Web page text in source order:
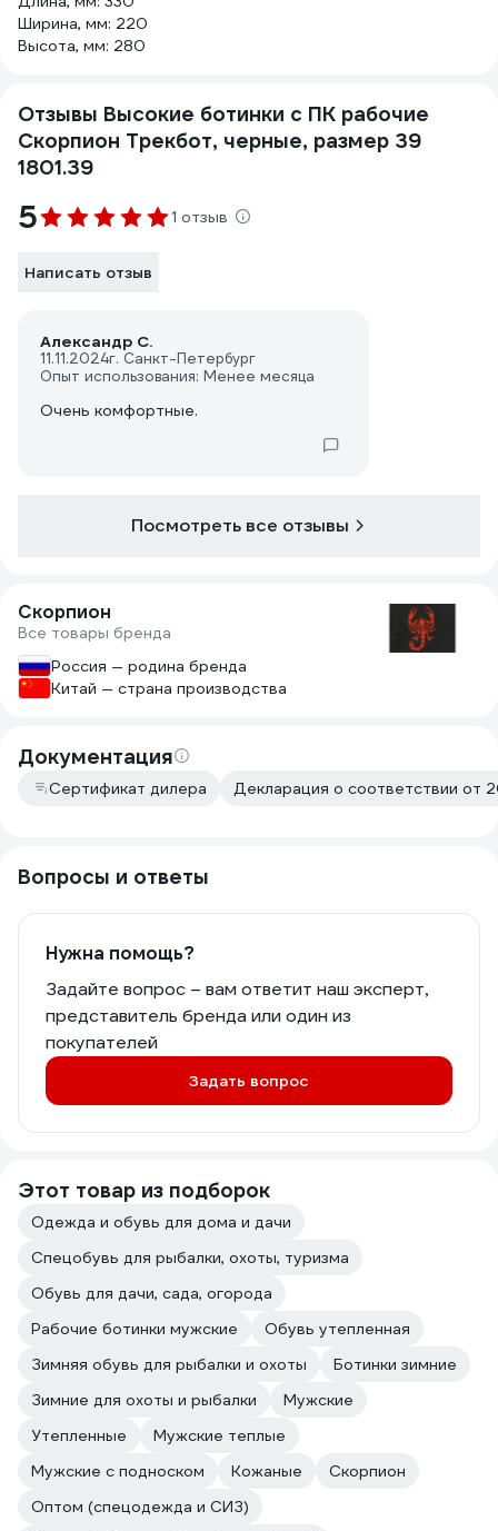
Ширина, мм: 220
Высота, мм: 280
Отзывы Высокие ботинки с ПК рабочие
Скорпион Трекбот, черные, размер 39
1801.39
5 1 отзыв
Написать отзыв
Александр С.
11.11.2024г. Санкт-Петербург
Опыт использования: Менее месяца
Очень комфортные.
Посмотреть все отзывы
Скорпион
Все товары бренда
Россия — родина бренда
Китай — страна производства
Документация
Сертификат дилера Декларация о соответствии от
Вопросы и ответы
Нужна помощь?
Задайте вопрос – вам ответит наш эксперт,
представитель бренда или один из
покупателей
Задать вопрос
Этот товар из подборок
Одежда и обувь для дома и дачи
Спецобувь для рыбалки, охоты, туризма
Обувь для дачи, сада, огорода
Рабочие ботинки мужские
Обувь утепленная
Зимняя обувь для рыбалки и охоты
Ботинки зимние
Зимние для охоты и рыбалки
Мужские
Утепленные
Мужские теплые
Мужские с подноском
Кожаные
Скорпион
Оптом (спецодежда и СИЗ)